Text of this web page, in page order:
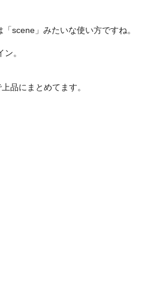
scene」みたいな使い方ですね。
。
品にまとめてます。